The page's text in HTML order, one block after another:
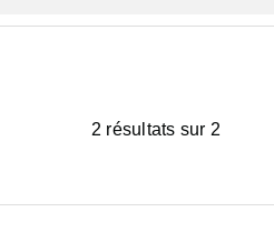
2 résultats sur 2